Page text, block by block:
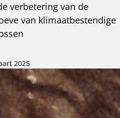
verbetering van de
van klimaatbestendige
2025